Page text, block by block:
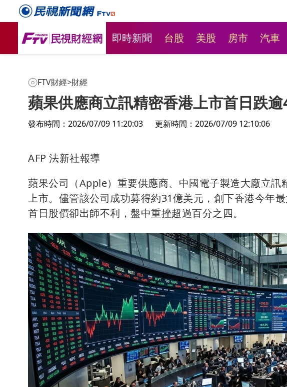
即時新聞 台股 美股 房市 汽車
FTV財經>財經
蘋果供應商立訊精密香港上市首日跌
發布時間：2026/07/09 11:20:03 更新時間：2026/07/09 12:10:06
AFP 法新社報導
蘋果公司（Apple）重要供應商、中國電子製造大廠立
上市。儘管該公司成功募得約31億美元，創下香港今年
首日股價卻出師不利，盤中重挫超過百分之四。